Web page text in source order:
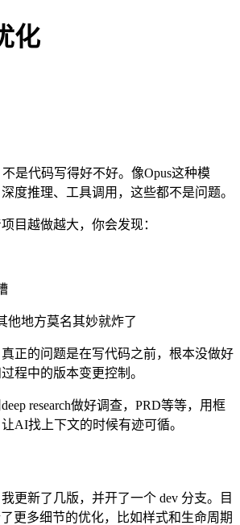
化
是代码写得好不好。像Opus这种模
度推理、工具调用，这些都不是问题。
目越做越大，你会发现：
他地方莫名其妙就炸了
正的问题是在写代码之前，根本没做好
程中的版本变更控制。
research做好调查，PRD等等，用框
AI找上下文的时候有迹可循。
更新了几版，并开了一个 dev 分支。目
更多细节的优化，比如样式和生命周期